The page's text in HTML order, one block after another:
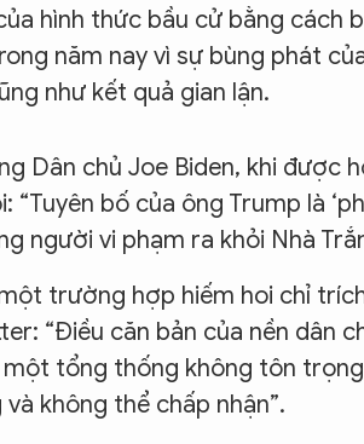
hình thức bầu cử bằng cách
năm nay vì sự bùng phát
như kết quả gian lận.
Dân chủ Joe Biden, khi được
bố của ông Trump là
người vi phạm ra khỏi Nhà
trường hợp hiếm hoi chỉ
“Điều căn bản của nền dân
tổng thống không tôn
không thể chấp nhận”.